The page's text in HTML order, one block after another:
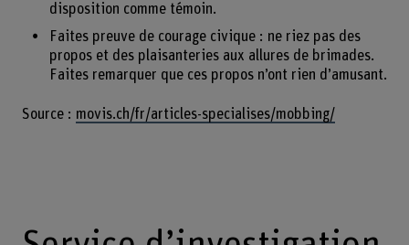
disposition comme témoin.
Faites preuve de courage civique : ne riez pas des
propos et des plaisanteries aux allures de brimades.
Faites remarquer que ces propos n’ont rien d’amusant.
Source : movis.ch/fr/articles-specialises/mobbing/